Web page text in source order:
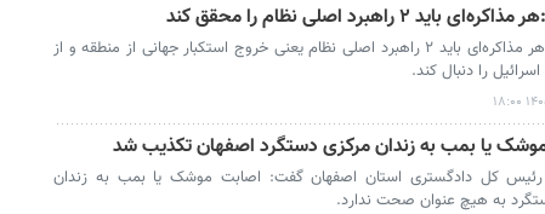
باید ۲ راهبرد اصلی نظام را محقق کند
اصفهان- هر مذاکره‌ای باید ۲ راهبرد اصلی نظام یعنی خروج استکبار جهانی از منطقه و از
را دنبال کند.
یا بمب به زندان مرکزی دستگرد اصفهان تکذیب شد
رئیس کل دادگستری استان اصفهان گفت: اصابت موشک یا بمب به زندان
به هیچ عنوان صحت ندارد.